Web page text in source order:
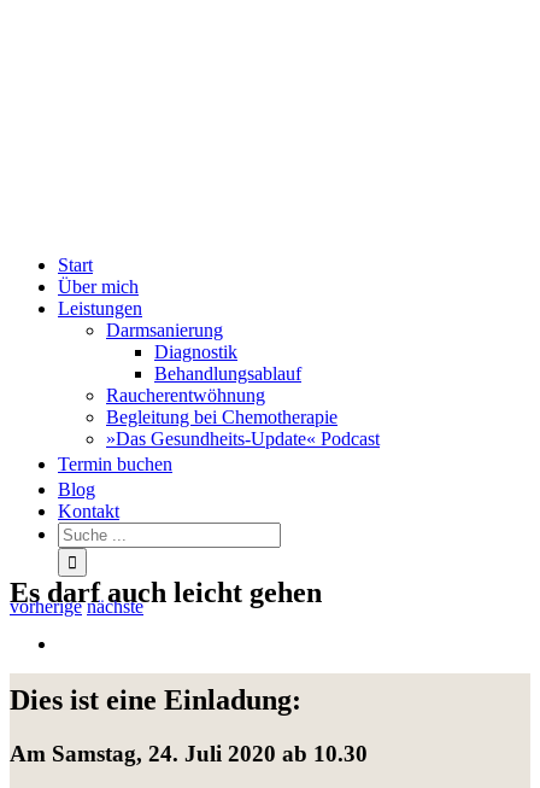
Start
Über mich
Leistungen
Darmsanierung
Diagnostik
Behandlungsablauf
Raucherentwöhnung
Begleitung bei Chemotherapie
»Das Gesundheits-Update« Podcast
Termin buchen
Blog
Kontakt
vorherige nächste
Es darf auch leicht gehen
Bild
Dies ist eine Einladung:
Am Samstag, 24. Juli 2020 ab 10.30